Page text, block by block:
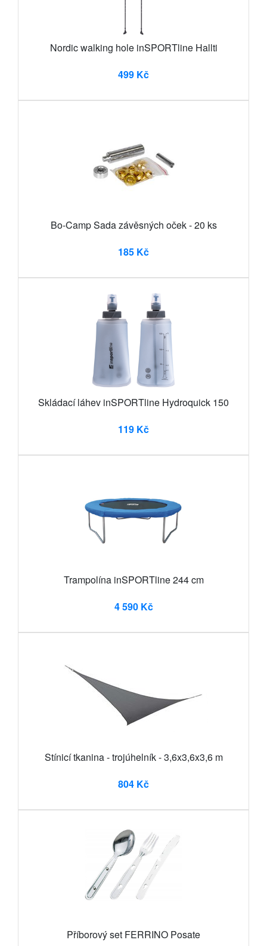
Nordic walking hole inSPORTline Hallti
499 Kč
Bo-Camp Sada závěsných oček - 20 ks
185 Kč
Skládací láhev inSPORTline Hydroquick 150
119 Kč
Trampolína inSPORTline 244 cm
4 590 Kč
Stínicí tkanina - trojúhelník - 3,6x3,6x3,6 m
804 Kč
Příborový set FERRINO Posate